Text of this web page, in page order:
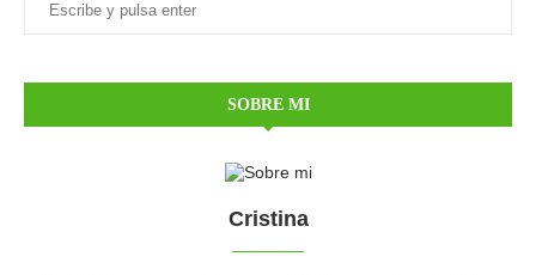
SOBRE MI
Cristina